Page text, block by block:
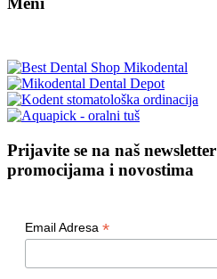
Prijavite se na naš
promocijama i novostima
Email Adresa *